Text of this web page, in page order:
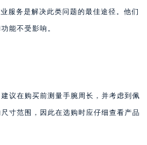
服务是解决此类问题的最佳途径。他们
能不受影响。
议在购买前测量手腕周长，并考虑到佩
寸范围，因此在选购时应仔细查看产品